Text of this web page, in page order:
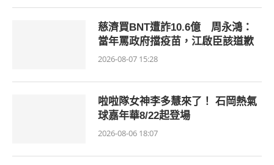
慈濟買BNT遭詐10.6億 周永鴻：
當年罵政府擋疫苗，江啟臣該道歉
2026-08-07 15:28
啦啦隊女神李多慧來了！ 石岡熱氣
球嘉年華8/22起登場
2026-08-06 18:07